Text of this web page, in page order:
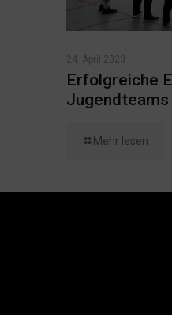
24. April 2023
Erfolgreiche
Jugendteams
Mehr lesen